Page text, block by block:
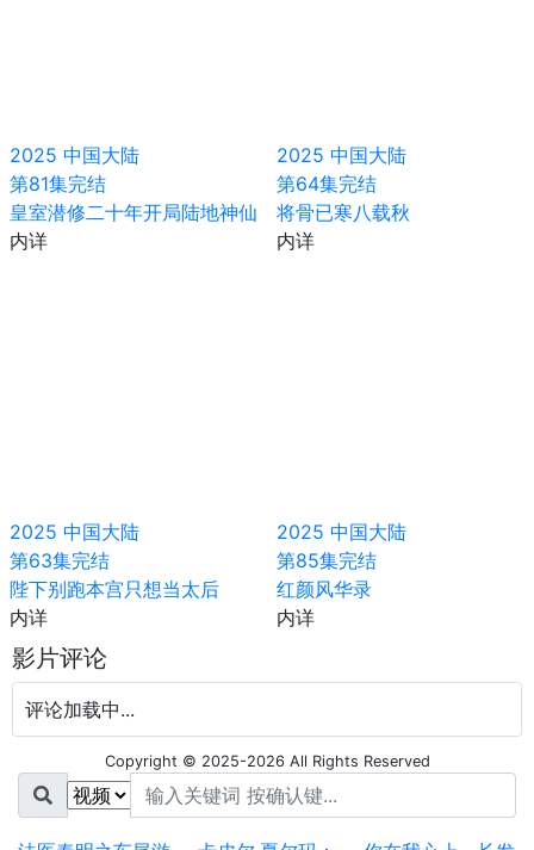
2025 中国大陆
第81集完结
皇室潜修二十年开局陆地神仙
内详
2025 中国大陆
第64集完结
将骨已寒八载秋
内详
2025 中国大陆
第63集完结
陛下别跑本宫只想当太后
内详
2025 中国大陆
第85集完结
红颜风华录
内详
影片评论
评论加载中...
Copyright © 2025-2026 All Rights Reserved